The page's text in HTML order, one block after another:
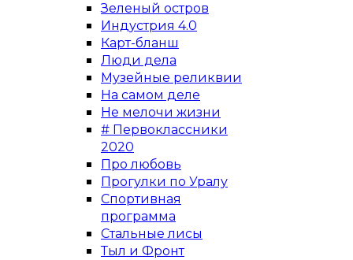
Зеленый остров
Индустрия 4.0
Карт-бланш
Люди дела
Музейные реликвии
На самом деле
Не мелочи жизни
# Первоклассники
2020
Про любовь
Прогулки по Уралу
Спортивная
программа
Стальные лисы
Тыл и Фронт